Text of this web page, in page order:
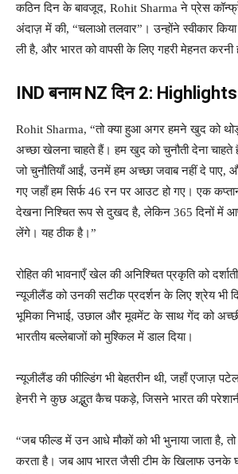
कठिन दिन के बावजूद, Rohit Sharma ने प्रेस
अंदाज़ में की, “चलाओ तलवार”। उन्होंने स्वीकार
ली है, और भारत को वापसी के लिए गहरी मेहनत करनी
IND बनाम NZ दिन 2: Highlights
Rohit Sharma, “तो क्या हुआ अगर हमने खुद को
अच्छा खेलना चाहते हैं। हम खुद को चुनौती देना चाहते
जो चुनौतियाँ आईं, उनमें हम अच्छा जवाब नहीं दे पाए,
गए जहाँ हम सिर्फ 46 रन पर आउट हो गए। एक
देखना निश्चित रूप से दुखद है, लेकिन 365 दिनों में आप
लेंगे। यह ठीक है।”
रोहित की भावनाएँ खेल की अनिश्चित प्रकृति को
न्यूजीलैंड को उनकी सटीक प्रदर्शन के लिए श्रेय भी
भूमिका निभाई, उछाल और मूवमेंट के साथ गेंद को
भारतीय बल्लेबाजों को मुश्किल में डाल दिया।
न्यूजीलैंड की फील्डिंग भी बेहतरीन थी, जहाँ एजाज़
हेनरी ने कुछ अद्भुत कैच पकड़े, जिसने भारत की
“जब फील्ड में उन आधे मौकों को भी भुनाया जाता है, तो
करता है। जब आप भारत जैसी टीम के खिलाफ उनके